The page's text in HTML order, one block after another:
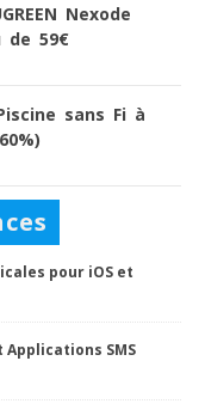
Nexode
de 59€
sans Fi à
pour iOS et
Applications SMS